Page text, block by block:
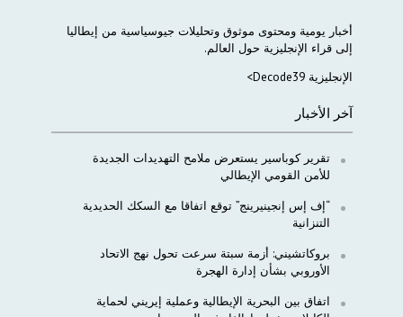
أخبار يومية ومحتوى موثوق وتحليلات جيوسياسية من إيطاليا
إلى قراء الإنجليزية حول العالم.
الإنجليزية Decode39>
آخر الأخبار
تقرير كوباسير يستعرض ملامح التهديدات الجديدة
للأمن القومي الإيطالي
“إف إس إنجينيرينج” توقع اتفاقا مع السكك الحديدية
التنزانية
بروكاتشيني: أزمة سبتة سرعت تحول نهج الاتحاد
الأوروبي بشأن إدارة الهجرة
اتفاق بين البحرية الإيطالية وعملية إيريني لحماية